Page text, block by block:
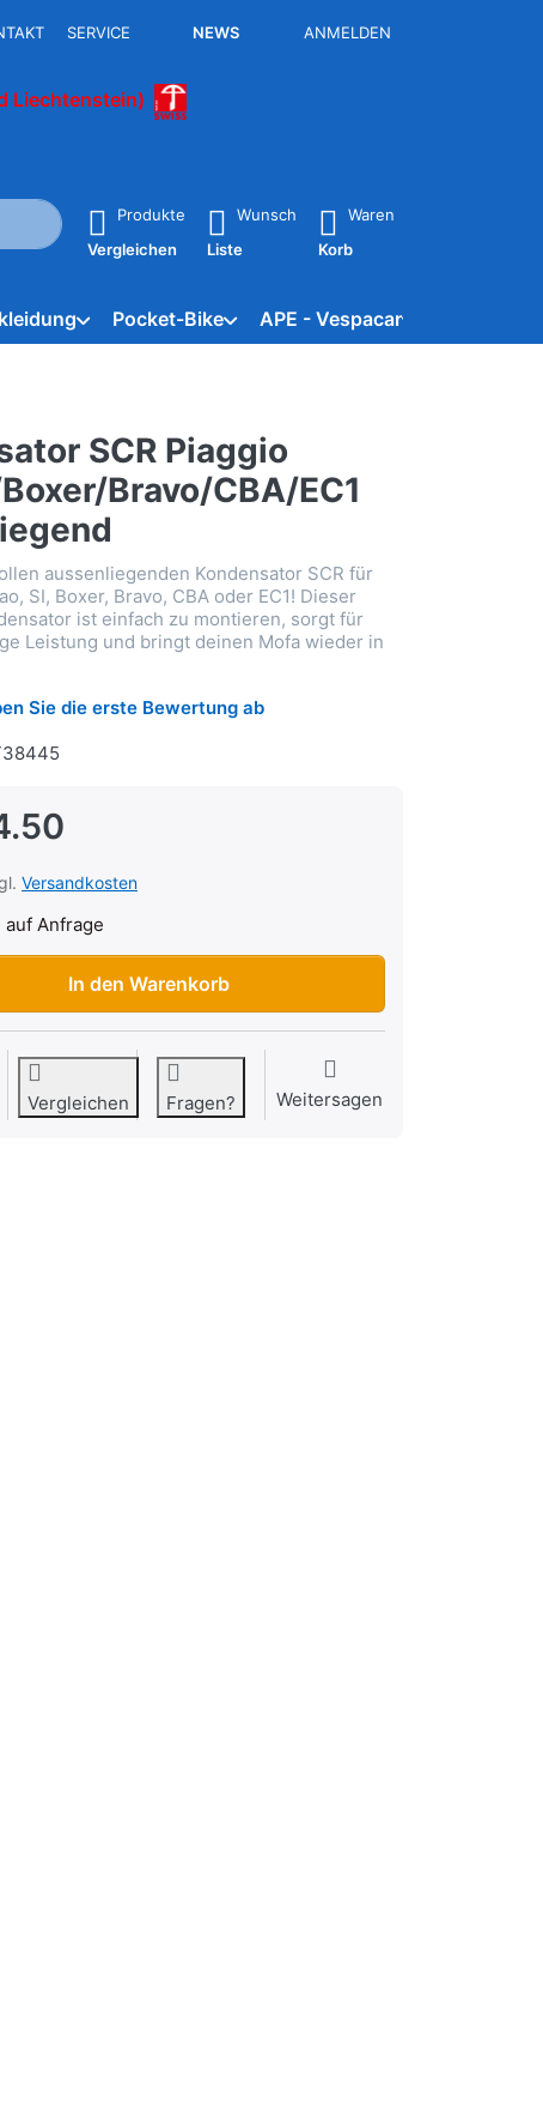
SERVICE NEWS ANMELDEN
Liechtenstein)
erste Ergebnisse. Drücken Sie die Eingabetaste, um alle
Produkte
Vergleichen
Wunsch
Liste
Waren
Korb
Pocket-Bike APE - Vespacar
SCR Piaggio
Bravo/CBA/EC1
aussenliegenden Kondensator SCR für
SI, Boxer, Bravo, CBA oder EC1! Dieser
ist einfach zu montieren, sorgt für
Leistung und bringt deinen Mofa wieder in
Sie die erste Bewertung ab
Versandkosten
auf Anfrage
Piaggio Ciao/SI/Boxer/Bravo/CBA/EC1 aussenliegend zu
In den Warenkorb
Vergleichen Fragen? Weitersagen